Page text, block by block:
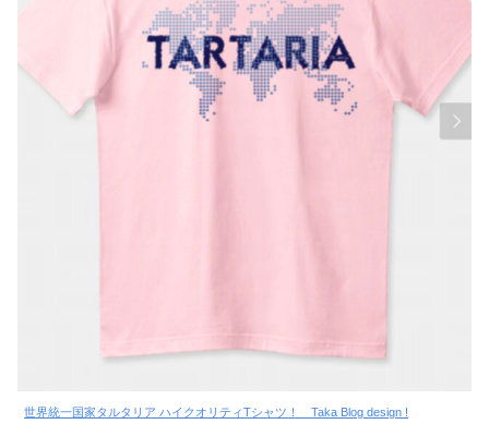
世界統一国家タルタリア ハイクオリティTシャツ！ Taka Blog design !